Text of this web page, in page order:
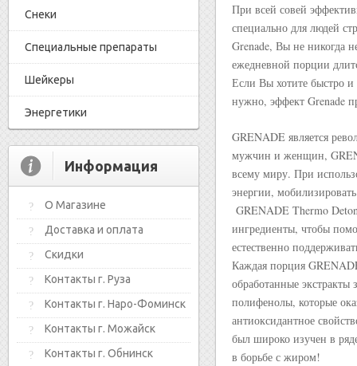
Снеки
Специальные препараты
Шейкеры
Энергетики
Информация
О Магазине
Доставка и оплата
Скидки
Контакты г. Руза
Контакты г. Наро-Фоминск
Контакты г. Можайск
Контакты г. Обнинск
При всей совей
специально для людей
Grenade, Вы не никогда
ежедневной порции
Если Вы хотите быстро и
нужно, эффект Grenade
GRENADE является
мужчин и женщин,
всему миру. При
энергии,
GRENADE Thermo
ингредиенты, чтобы
естественно
Каждая порция
обработанные
полифенолы, которые
антиоксидантное
был широко изучен в
в борьбе с жиром!